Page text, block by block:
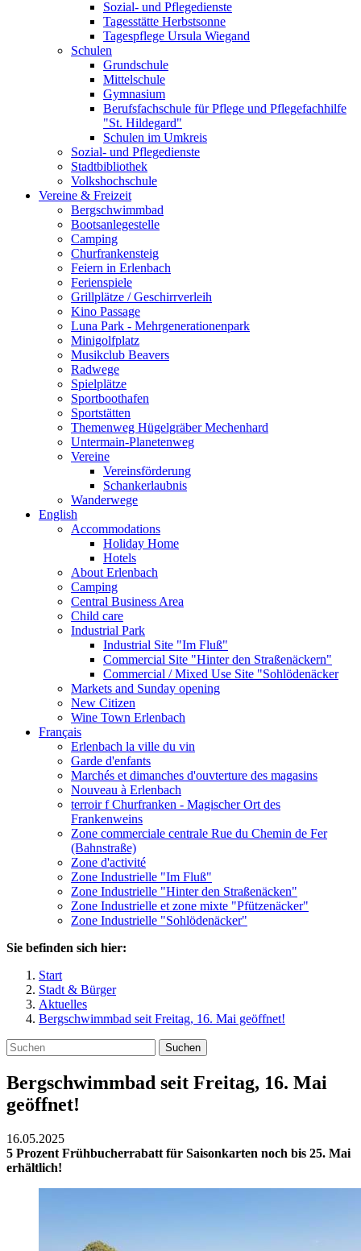
Sozial- und Pflegedienste
Tagesstätte Herbstsonne
Tagespflege Ursula Wiegand
Schulen
Grundschule
Mittelschule
Gymnasium
Berufsfachschule für Pflege und Pflegefachhilfe
"St. Hildegard"
Schulen im Umkreis
Sozial- und Pflegedienste
Stadtbibliothek
Volkshochschule
Vereine & Freizeit
Bergschwimmbad
Bootsanlegestelle
Camping
Churfrankensteig
Feiern in Erlenbach
Ferienspiele
Grillplätze / Geschirrverleih
Kino Passage
Luna Park - Mehrgenerationenpark
Minigolfplatz
Musikclub Beavers
Radwege
Spielplätze
Sportboothafen
Sportstätten
Themenweg Hügelgräber Mechenhard
Untermain-Planetenweg
Vereine
Vereinsförderung
Schankerlaubnis
Wanderwege
English
Accommodations
Holiday Home
Hotels
About Erlenbach
Camping
Central Business Area
Child care
Industrial Park
Industrial Site "Im Fluß"
Commercial Site "Hinter den Straßenäckern"
Commercial / Mixed Use Site "Sohlödenäcker
Markets and Sunday opening
New Citizen
Wine Town Erlenbach
Français
Erlenbach la ville du vin
Garde d'enfants
Marchés et dimanches d'ouvterture des magasins
Nouveau à Erlenbach
terroir f Churfranken - Magischer Ort des
Frankenweins
Zone commerciale centrale Rue du Chemin de Fer
(Bahnstraße)
Zone d'activité
Zone Industrielle "Im Fluß"
Zone Industrielle "Hinter den Straßenäcken"
Zone Industrielle et zone mixte "Pfützenäcker"
Zone Industrielle "Sohlödenäcker"
Sie befinden sich hier:
Start
Stadt & Bürger
Aktuelles
Bergschwimmbad seit Freitag, 16. Mai geöffnet!
Suchen
Bergschwimmbad seit Freitag, 16. Mai
geöffnet!
16.05.2025
5 Prozent Frühbucherrabatt für Saisonkarten noch bis 25. Mai
erhältlich!